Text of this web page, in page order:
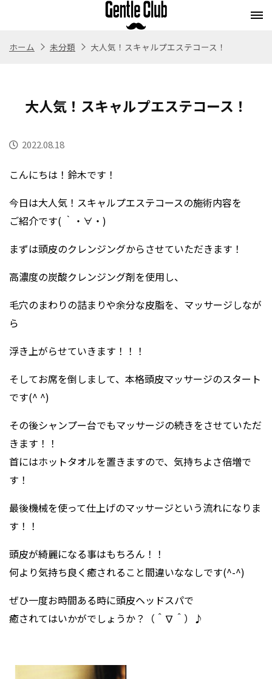
Store Recruit
ホーム 未分類 大人気！スキャルプエステコース！
大人気！スキャルプエステコース！
2022.08.18
こんにちは！鈴木です！
今日は大人気！スキャルプエステコースの施術内容を
ご紹介です( ｀・∀・)
まずは頭皮のクレンジングからさせていただきます！
高濃度の炭酸クレンジング剤を使用し、
毛穴のまわりの詰まりや余分な皮脂を、マッサージしなが
ら
浮き上がらせていきます！！！
そしてお席を倒しまして、本格頭皮マッサージのスタート
です(^ ^)
その後シャンプー台でもマッサージの続きをさせていただ
きます！！
首にはホットタオルを置きますので、気持ちよさ倍増で
す！
最後機械を使って仕上げのマッサージという流れになりま
す！！
頭皮が綺麗になる事はもちろん！！
何より気持ち良く癒されること間違いななしです(^-^)
ぜひ一度お時間ある時に頭皮ヘッドスパで
癒されてはいかがでしょうか？（＾∇＾）♪